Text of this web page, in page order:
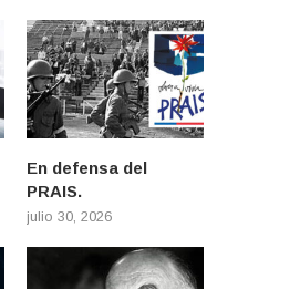
En defensa del
PRAIS.
julio 30, 2026